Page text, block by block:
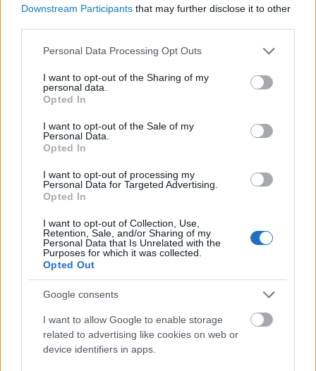
Downstream Participants that may further disclose it to other
Please note that this website/app uses one or more Google
not limited to your visit or usage behaviour. You may click to
grant or deny consent to Google and its third-party tags to
use your data for below specified purposes in below Google
consent section.
Personal Data Processing Opt Outs
I want to opt-out of the Sharing of my
personal data.
Opted In
I want to opt-out of the Sale of my
Personal Data.
Opted In
I want to opt-out of processing my
Personal Data for Targeted Advertising.
Opted In
I want to opt-out of Collection, Use,
Retention, Sale, and/or Sharing of my
Personal Data that Is Unrelated with the
Purposes for which it was collected.
Opted Out
Google consents
I want to allow Google to enable storage
related to advertising like cookies on web or
device identifiers in apps.
nyugatosság egyet jelent a magyar értékek
feladásával, a népek tengerébe történő
beolvadással. Ebben a narratívában mindezt a
pincérnemzetté válást a "népeket
ellenzék akarja véghez vinni azzal, hogy
Magyarországot belesodorná az orosz-ukrán
háborúba, a "genderideológia" terjesztésével
megfúrná a hagyományos értékeket, a
migráció támogatásával pedig idegeneket
telepítene be. A kormány kommunikációja
szerint az ellenzék támogatása egyet jelent a
nemzethalál víziójával, a pincérnemzetiségbe
való beletörődéssel. Az Európai Parlament